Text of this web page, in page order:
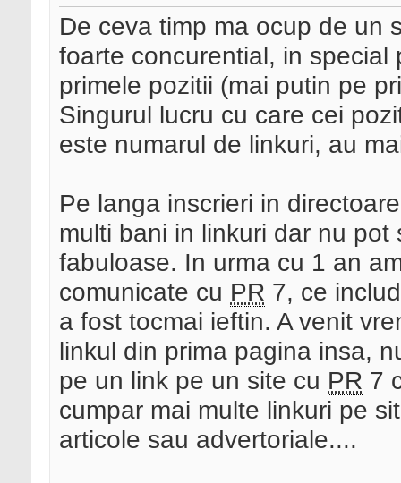
De ceva timp ma ocup de un
foarte concurential, in special
primele pozitii (mai putin pe
Singurul lucru cu care cei
este numarul de linkuri, au
Pe langa inscrieri in
multi bani in linkuri dar nu
fabuloase. In urma cu 1 an
comunicate cu PR 7, ce
a fost tocmai ieftin. A venit
linkul din prima pagina insa,
pe un link pe un site cu PR 7
cumpar mai multe linkuri pe
articole sau advertoriale....